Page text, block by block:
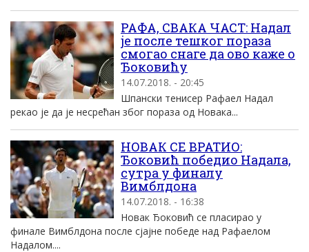
РАФА, СВАКА ЧАСТ: Надал
је после тешког пораза
смогао снаге да ово каже о
Ђоковићу
14.07.2018. - 20:45
Шпански тенисер Рафаел Надал
рекао је да је несрећан због пораза од Новака...
НОВАК СЕ ВРАТИО:
Ђоковић победио Надала,
сутра у финалу
Вимблдона
14.07.2018. - 16:38
Новак Ђоковић се пласирао у
финале Вимблдона после сјајне победе над Рафаелом
Надалом....